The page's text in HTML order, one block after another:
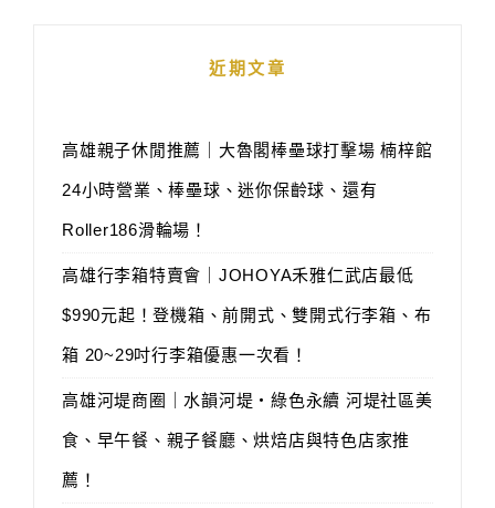
近期文章
高雄親子休閒推薦｜大魯閣棒壘球打擊場 楠梓館
24小時營業、棒壘球、迷你保齡球、還有
Roller186滑輪場！
高雄行李箱特賣會｜JOHOYA禾雅仁武店最低
$990元起！登機箱、前開式、雙開式行李箱、布
箱 20~29吋行李箱優惠一次看！
高雄河堤商圈｜水韻河堤‧綠色永續 河堤社區美
食、早午餐、親子餐廳、烘焙店與特色店家推
薦！